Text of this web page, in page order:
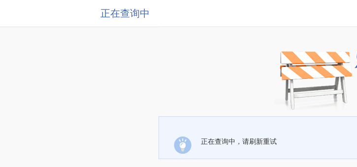
正在查询中
正在查询中，请刷新重试